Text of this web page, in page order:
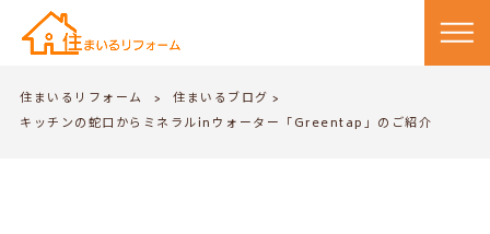
住まいるリフォーム > 住まいるブログ >
キッチンの蛇口からミネラルinウォーター「Greentap」のご紹介